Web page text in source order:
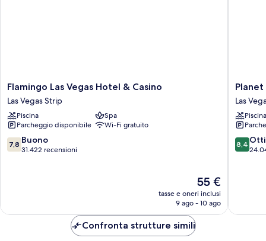
Flamingo
Las
Vegas
Hotel
&
Casino
Las
Flamingo Las Vegas Hotel & Casino
Las Vegas Strip
Piscina
Spa
Parcheggio disponibile
Wi-Fi gratuito
7.8
su
7,8 Buono
31.422 recensioni
Il
prezzo
attuale
55 €
tasse e oneri inclusi
9 ago - 10 ago
Planet
Resort
&
Casino
Las
Vegas
Las
Piscina
8.4
su
8,4
Confronta strutture simili